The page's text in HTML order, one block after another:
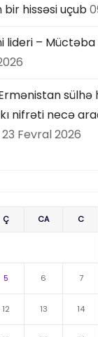
bir hissəsi uçub
lideri –
sülhə
nifrəti necə
23 Fevral 2026
Ç CA C
5 6 7
12 13 14